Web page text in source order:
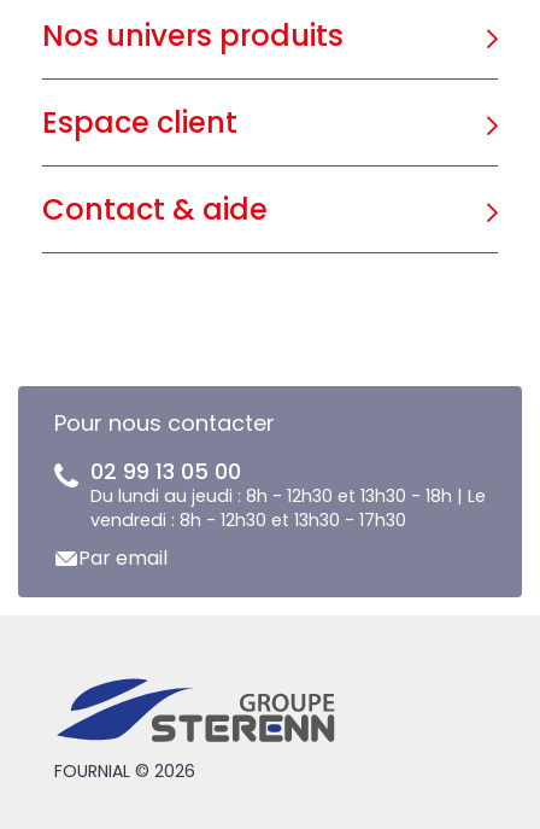
Nos univers produits
Espace client
Contact & aide
Pour nous contacter
02 99 13 05 00
Du lundi au jeudi : 8h - 12h30 et 13h30 - 18h | Le
vendredi : 8h - 12h30 et 13h30 - 17h30
Par email
FOURNIAL © 2026